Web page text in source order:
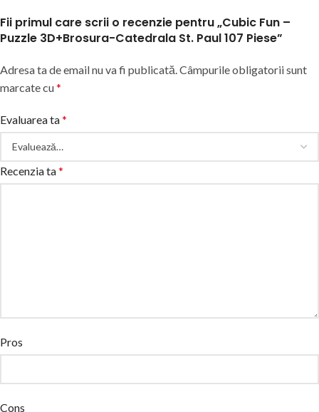
Fii primul care scrii o recenzie pentru „Cubic Fun –
Puzzle 3D+Brosura-Catedrala St. Paul 107 Piese”
Adresa ta de email nu va fi publicată.Câmpurile obligatorii sunt
marcate cu*
Evaluarea ta*
Recenzia ta*
Pros
Cons